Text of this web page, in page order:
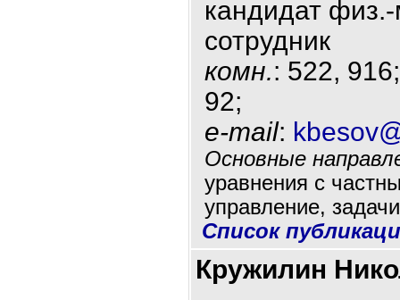
кандидат
сотрудник
комн.: 522,
92;
e-mail:
Основные
уравнения с
управление,
Список
Кружилин